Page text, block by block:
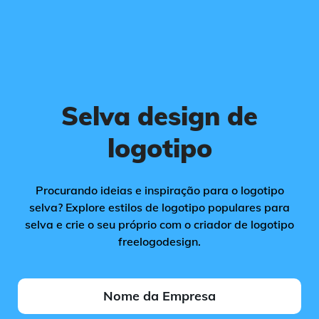
Selva design de
logotipo
Procurando ideias e inspiração para o logotipo
selva? Explore estilos de logotipo populares para
selva e crie o seu próprio com o criador de logotipo
freelogodesign.